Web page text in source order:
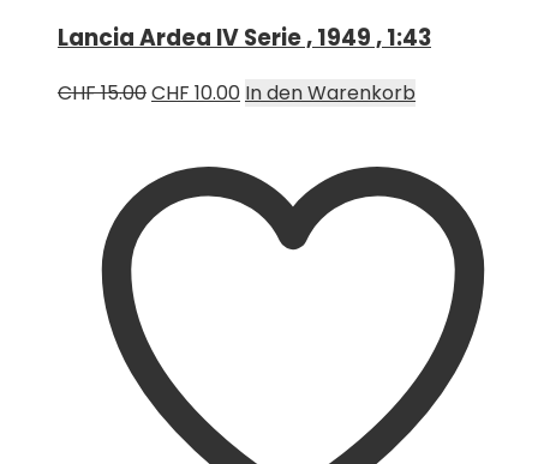
Lancia Ardea IV Serie , 1949 , 1:43
CHF15.00Ursprünglicher
CHF 15.00
CHF 10.00Aktueller
CHF 10.00.
In den Warenkorb